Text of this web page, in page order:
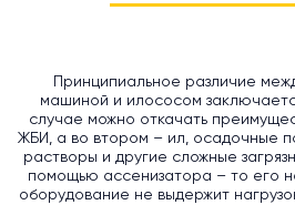
Принципиальное различие
машиной и илососом
случае можно откачать
ЖБИ, а во втором – ил, осадочные
растворы и другие сложные
помощью ассенизатора – то его
оборудование не выдержит